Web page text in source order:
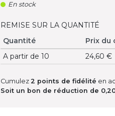
En stock
REMISE SUR LA QUANTITÉ
Quantité
Prix du
A partir de 10
24,60 €
Cumulez 2 points de fidélité en
Soit un bon de réduction de